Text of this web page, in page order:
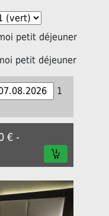
petit déjeuner
petit déjeuner
1
€ -